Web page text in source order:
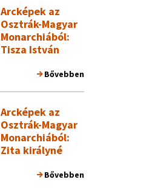
Arcképek az
Osztrák-Magyar
Monarchiából:
Tisza István
Bővebben
Arcképek az
Osztrák-Magyar
Monarchiából:
Zita királyné
Bővebben